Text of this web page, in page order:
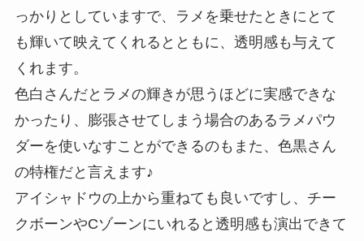
っかりとしていますで、ラメを乗せたときにとて
も輝いて映えてくれるとともに、透明感も与えて
くれます。
色白さんだとラメの輝きが思うほどに実感できな
かったり、膨張させてしまう場合のあるラメパウ
ダーを使いなすことができるのもまた、色黒さん
の特権だと言えます♪
アイシャドウの上から重ねても良いですし、チー
クボーンやCゾーンにいれると透明感も演出できて